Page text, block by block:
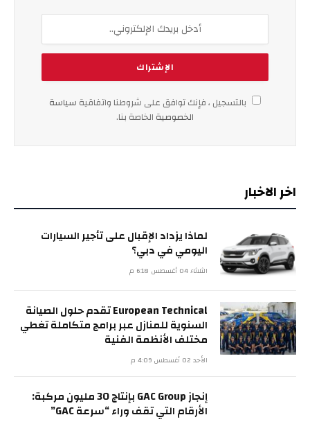
بالتسجيل ، فإنك توافق على شروطنا واتفاقية سياسة
الخصوصية الخاصة بنا.
اخر الاخبار
لماذا يزداد الإقبال على تأجير السيارات
اليومي في دبي؟
الثلاثاء 04 أغسطس 6:18 م
European Technical تقدم حلول الصيانة
السنوية للمنازل عبر برامج متكاملة تغطي
مختلف الأنظمة الفنية
الأحد 02 أغسطس 4:09 م
إنجاز GAC Group بإنتاج 30 مليون مركبة:
الأرقام التي تقف وراء “سرعة GAC”